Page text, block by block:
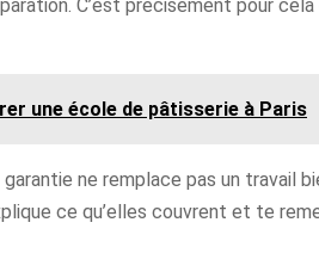
C’est précisément pour
une école de pâtisserie à Paris
ne remplace pas un travail
ce qu’elles couvrent et te